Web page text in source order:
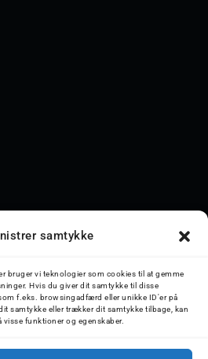
samtykke
bruger vi teknologier som cookies til at gemme
Hvis du giver dit samtykke til disse
f.eks. browsingadfærd eller unikke ID'er på
samtykke eller trækker dit samtykke tilbage, kan
funktioner og egenskaber.